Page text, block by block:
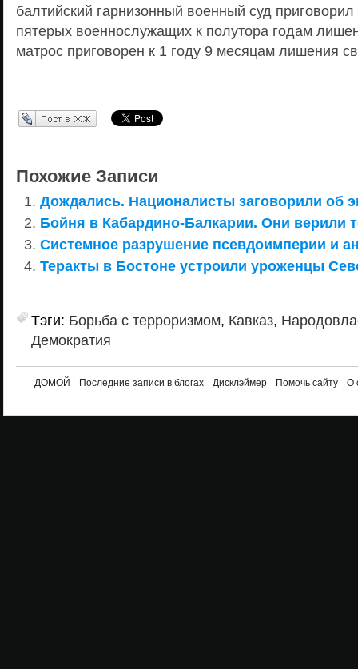
балтийский гарнизонный военный суд
пятерых военнослужащих к полутора годам
матрос приговорен к 1 году 9 месяцам лишения
Перепост в ЖЖ
Похожие Записи
Дождались. Националисты заговорили об
Бойня в Кабардино-Балкарии. Они верили
Системное разрушение псевдоимперии и
Теракты в Бостоне устроили уроженцы
Тэги: Борьба с терроризмом, Кавказ,
Демократия
ДОМОЙ Последние записи в блогах Дисклэймер Помочь сайту О